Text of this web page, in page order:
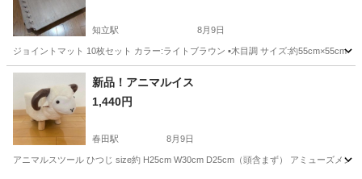
知立駅 8月9日
ジョイントマット 10枚セット カラー:ライトブラウン ▪️木目調 サイズ:約55cm×55cm
愛知 知立市 知立駅 カーペット/マット/ラグ
新品！アニマルイス
1,440円
春田駅 8月9日
アニマルスツール ひつじ size約 H25cm W30cm D25cm（頭含まず） アミューズメ